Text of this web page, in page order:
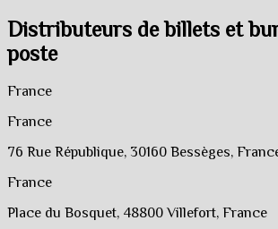
Distributeurs de billets et
poste
France
France
76 Rue République, 30160 Bessèges,
France
Place du Bosquet, 48800 Villefort, France